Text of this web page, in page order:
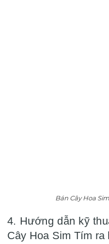
Bán Cây Hoa
4. Hướng dẫn kỹ
Cây Hoa Sim Tím ra